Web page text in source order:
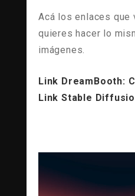
Acá los enlaces que
quieres hacer lo
imágenes.
Link DreamBooth:
Link Stable